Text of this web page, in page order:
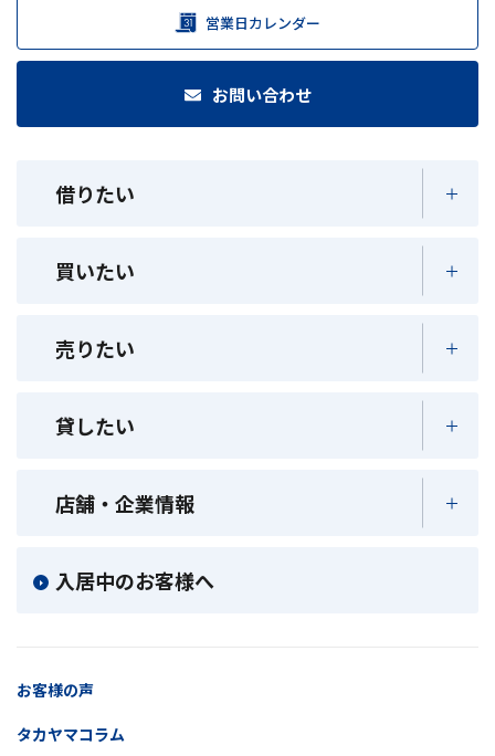
営業日カレンダー
お問い合わせ
借りたい
買いたい
売りたい
貸したい
店舗・企業情報
入居中のお客様へ
お客様の声
タカヤマコラム